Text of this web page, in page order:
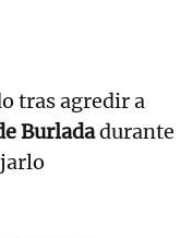
tras agredir a
Burladadurante